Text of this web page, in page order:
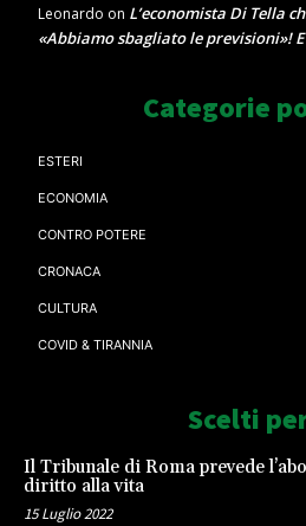
Leonardo on L’economista Di Tella
«Abbiamo sbagliato le previsioni»! E
Categorie
ESTERI
ECONOMIA
CONTRO POTERE
CRONACA
CULTURA
COVID & TIRANNIA
Scelti
Il Tribunale di Roma prevede
diritto alla vita
15 Luglio 2022